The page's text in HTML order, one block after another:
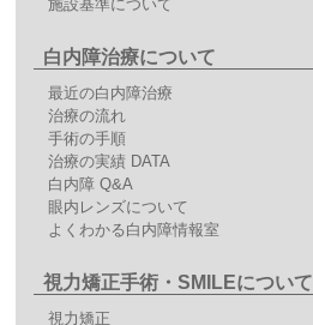
施設基準について
白内障治療について
最近の白内障治療
治療の流れ
手術の手順
治療の実績 DATA
白内障 Q&A
眼内レンズについて
よくわかる白内障情報室
視力矯正手術・SMILEについて
視力矯正